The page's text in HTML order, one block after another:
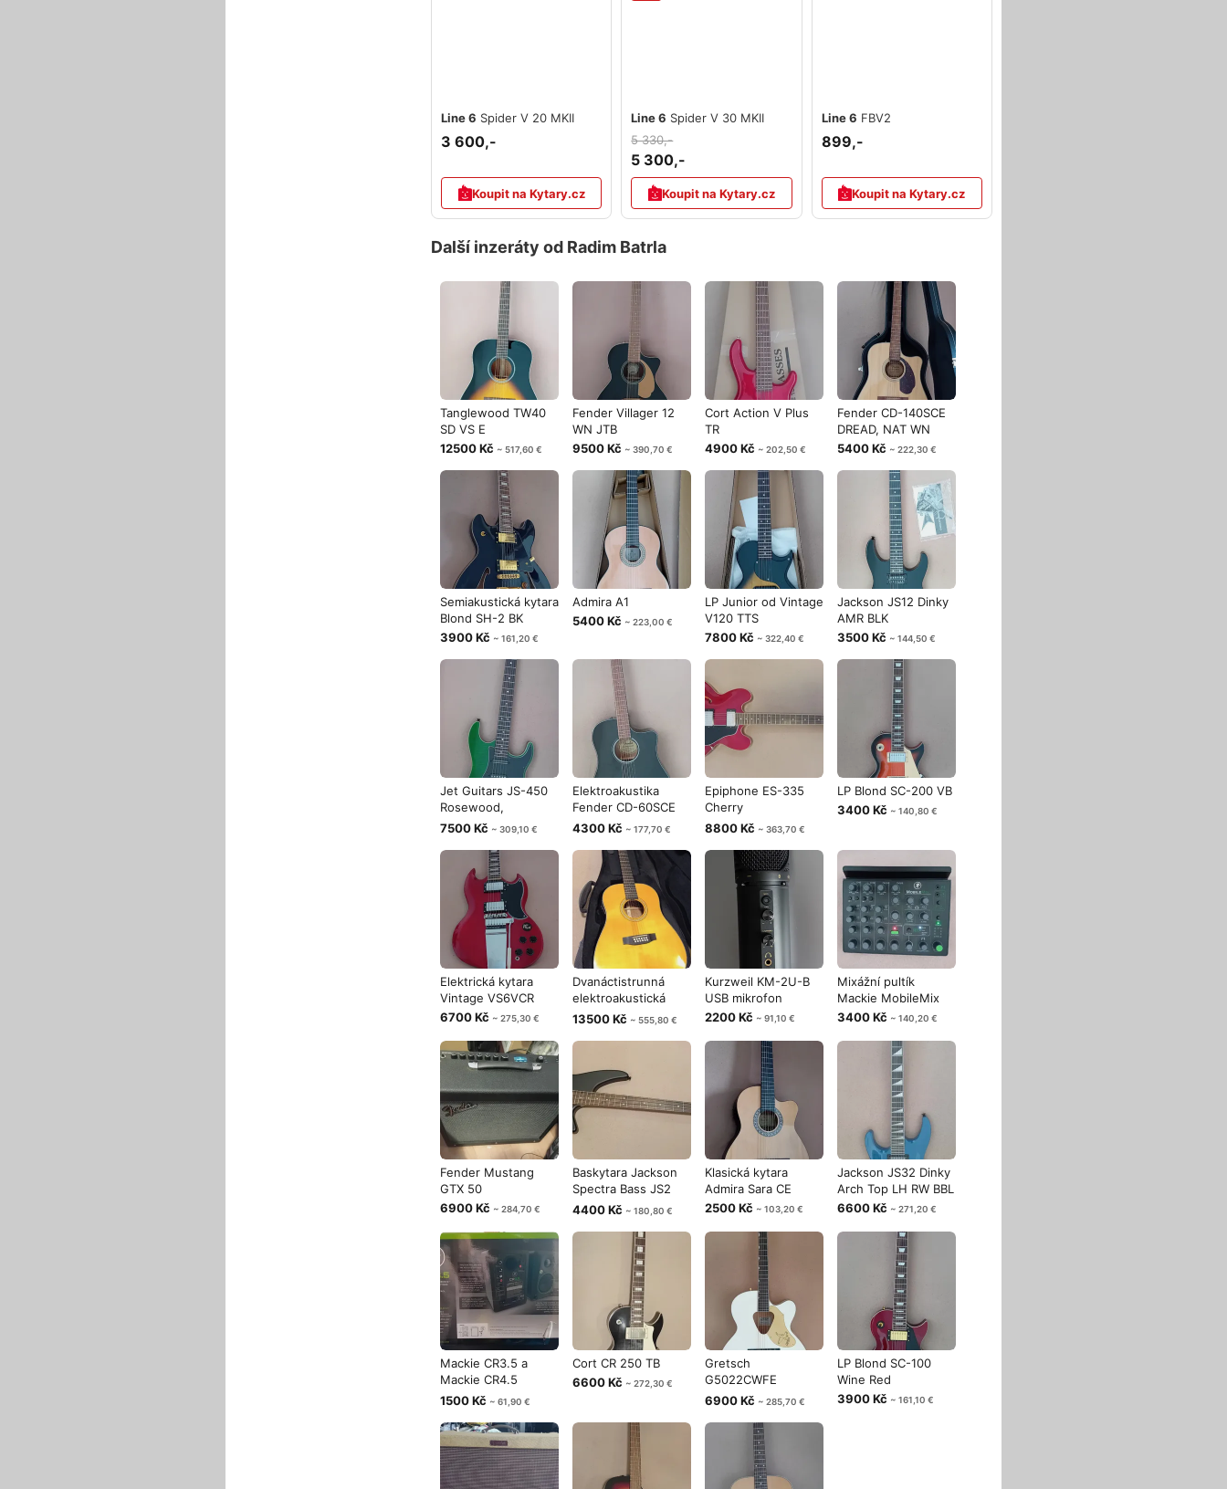
Line 6 Spider V 20 MKII
3 600,-
Koupit na Kytary.cz
Line 6 Spider V 30 MKII
5 330,-
5 300,-
Koupit na Kytary.cz
Line 6 FBV2
899,-
Koupit na Kytary.cz
Další inzeráty od Radim Batrla
Tanglewood TW40
SD VS E
12500 Kč ~ 517,60 €
Fender Villager 12
WN JTB
9500 Kč ~ 390,70 €
Cort Action V Plus
TR
4900 Kč ~ 202,50 €
Fender CD-140SCE
DREAD, NAT WN
5400 Kč ~ 222,30 €
Semiakustická kytara
Blond SH-2 BK
3900 Kč ~ 161,20 €
Admira A1
5400 Kč ~ 223,00 €
LP Junior od Vintage
V120 TTS
7800 Kč ~ 322,40 €
Jackson JS12 Dinky
AMR BLK
3500 Kč ~ 144,50 €
Jet Guitars JS-450
Rosewood,
Transparent Gree
7500 Kč ~ 309,10 €
Elektroakustika
Fender CD-60SCE
BLK
4300 Kč ~ 177,70 €
Epiphone ES-335
Cherry
Semiakustická kytara
8800 Kč ~ 363,70 €
LP Blond SC-200 VB
3400 Kč ~ 140,80 €
Elektrická kytara
Vintage VS6VCR
6700 Kč ~ 275,30 €
Dvanáctistrunná
elektroakustická
kytara TANGL
13500 Kč ~ 555,80 €
Kurzweil KM-2U-B
USB mikrofon
2200 Kč ~ 91,10 €
Mixážní pultík
Mackie MobileMix
3400 Kč ~ 140,20 €
Fender Mustang
GTX 50
6900 Kč ~ 284,70 €
Baskytara Jackson
Spectra Bass JS2
Satin Blac
4400 Kč ~ 180,80 €
Klasická kytara
Admira Sara CE
2500 Kč ~ 103,20 €
Jackson JS32 Dinky
Arch Top LH RW BBL
6600 Kč ~ 271,20 €
Mackie CR3.5 a
Mackie CR4.5
Aktivní studiový
1500 Kč ~ 61,90 €
Cort CR 250 TB
6600 Kč ~ 272,30 €
Gretsch
G5022CWFE
Rancher Falcon
6900 Kč ~ 285,70 €
LP Blond SC-100
Wine Red
3900 Kč ~ 161,10 €